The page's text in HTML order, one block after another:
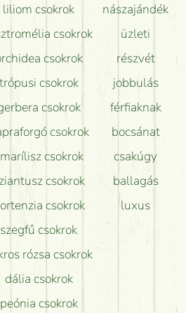
liliom csokrok
csokrok
csokrok
trópusi csokrok
csokrok
csokrok
csokrok
csokrok
csokrok
szegfű csokrok
rózsa csokrok
dália csokrok
peónia csokrok
nászajándék
üzleti
részvét
jobbulás
férfiaknak
bocsánat
csakúgy
ballagás
luxus